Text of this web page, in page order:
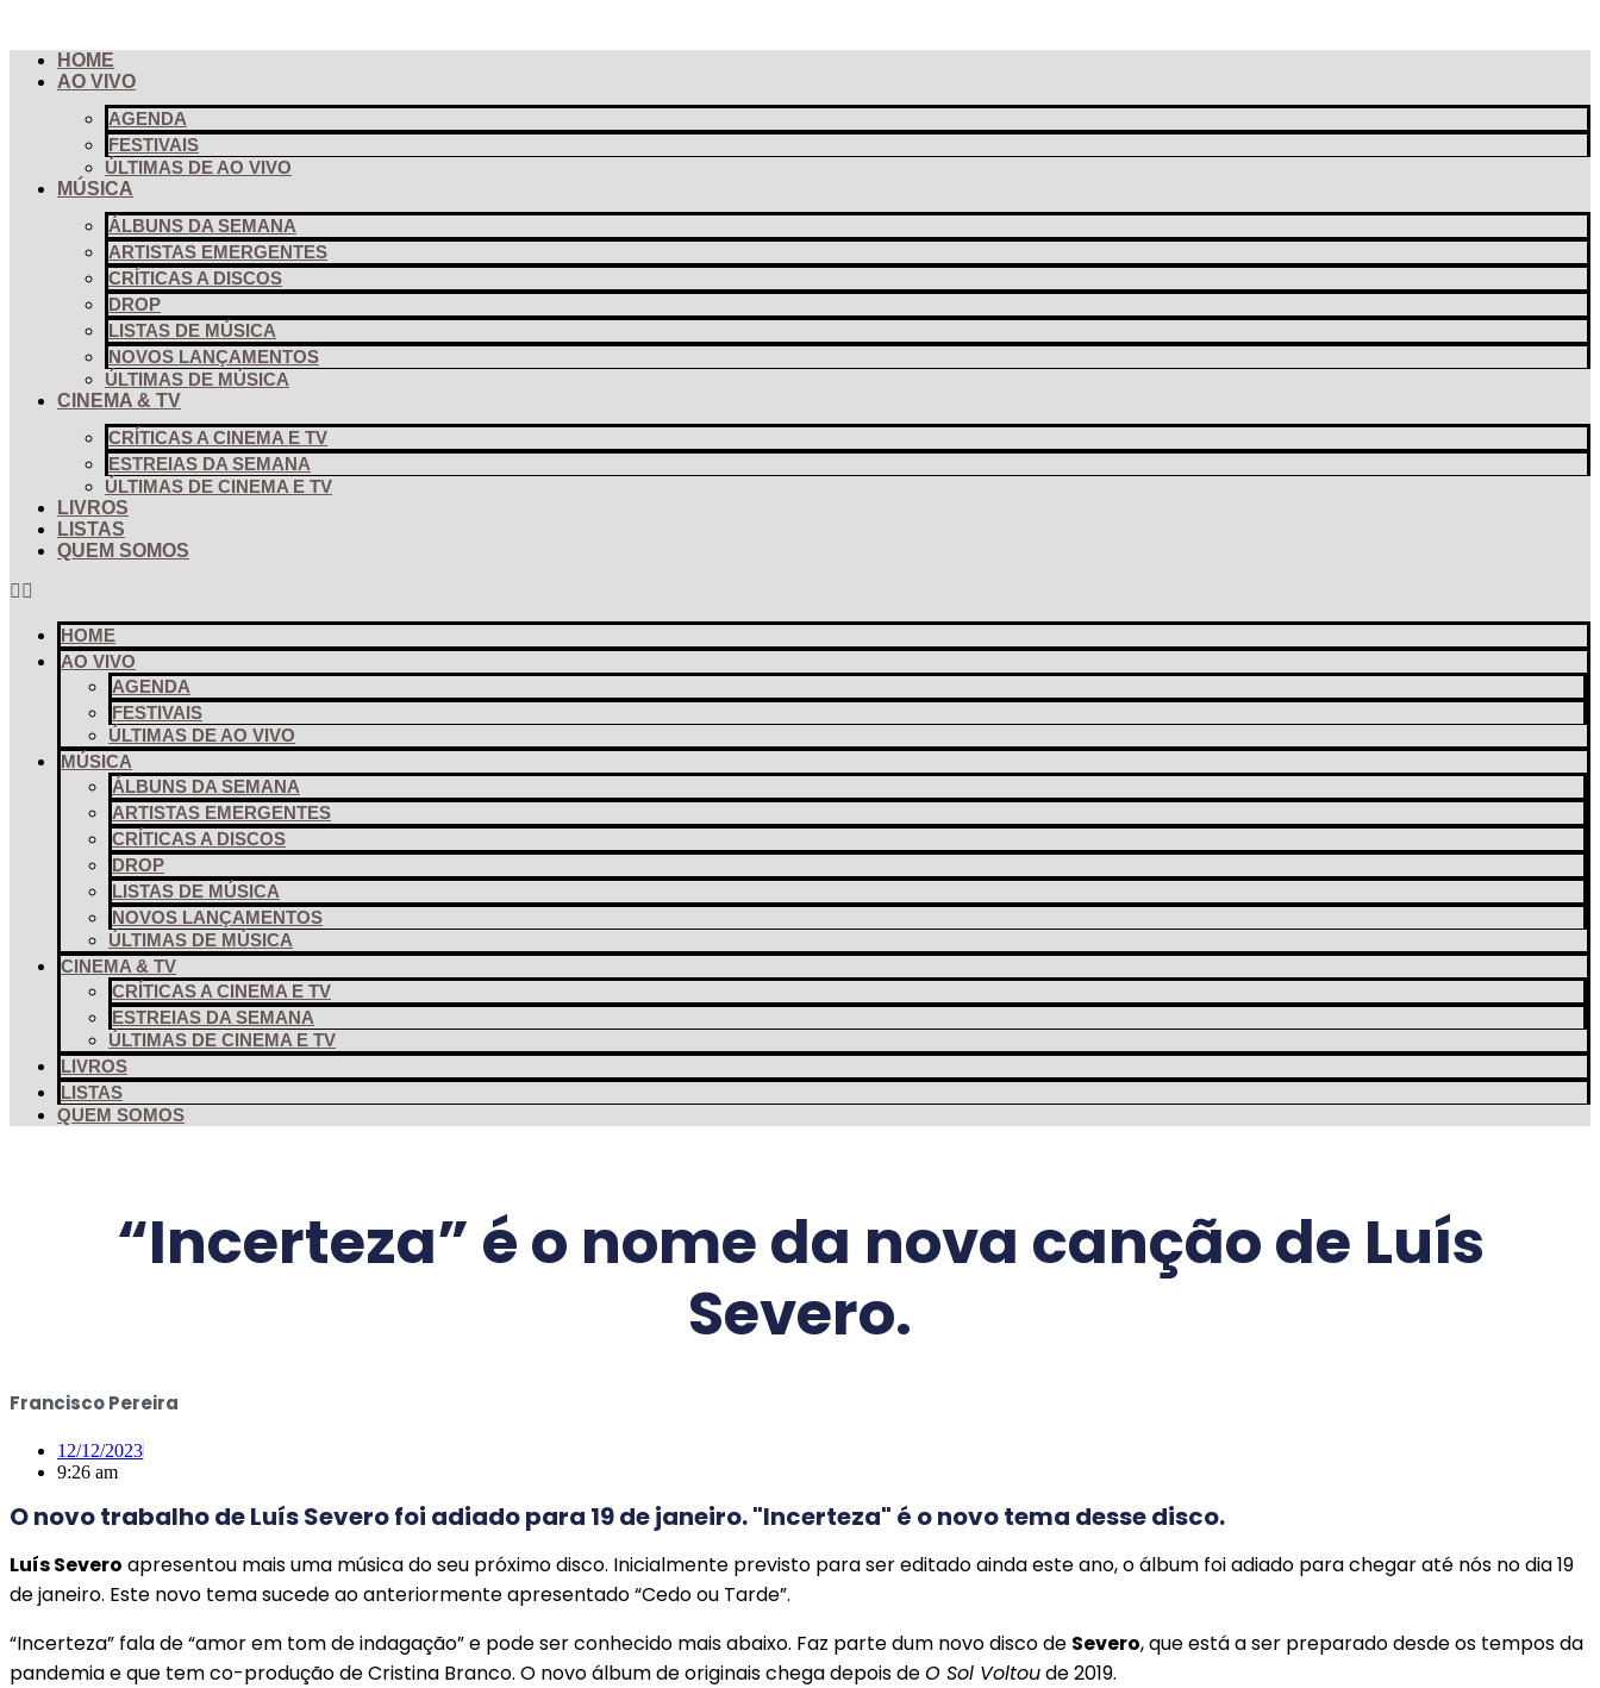
conteúdo
HOME
AO VIVO
AGENDA
FESTIVAIS
ÚLTIMAS DE AO VIVO
MÚSICA
ÁLBUNS DA SEMANA
ARTISTAS EMERGENTES
CRÍTICAS A DISCOS
DROP
LISTAS DE MÚSICA
NOVOS LANÇAMENTOS
ÚLTIMAS DE MÚSICA
CINEMA & TV
CRÍTICAS A CINEMA E TV
ESTREIAS DA SEMANA
ÚLTIMAS DE CINEMA E TV
LIVROS
LISTAS
QUEM SOMOS
HOME
AO VIVO
AGENDA
FESTIVAIS
ÚLTIMAS DE AO VIVO
MÚSICA
ÁLBUNS DA SEMANA
ARTISTAS EMERGENTES
CRÍTICAS A DISCOS
DROP
LISTAS DE MÚSICA
NOVOS LANÇAMENTOS
ÚLTIMAS DE MÚSICA
CINEMA & TV
CRÍTICAS A CINEMA E TV
ESTREIAS DA SEMANA
ÚLTIMAS DE CINEMA E TV
LIVROS
LISTAS
QUEM SOMOS
“Incerteza” é o nome da nova canção de Luís
Severo.
Francisco Pereira
12/12/2023
9:26 am
O novo trabalho de Luís Severo foi adiado para 19 de janeiro. "Incerteza" é o novo tema desse disco.
Luís Severo apresentou mais uma música do seu próximo disco. Inicialmente previsto para ser editado ainda este ano, o álbum foi adiado para chegar até nós no dia 19
de janeiro. Este novo tema sucede ao anteriormente apresentado “Cedo ou Tarde”.
“Incerteza” fala de “amor em tom de indagação” e pode ser conhecido mais abaixo. Faz parte dum novo disco de Severo, que está a ser preparado desde os tempos da
pandemia e que tem co-produção de Cristina Branco. O novo álbum de originais chega depois deO Sol Voltoude 2019.